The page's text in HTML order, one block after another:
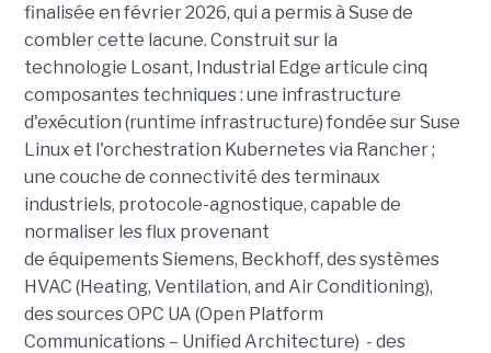
finalisée en février 2026, qui a permis à Suse de
combler cette lacune. Construit sur la
technologie Losant, Industrial Edge articule cinq
composantes techniques : une infrastructure
d'exécution (runtime infrastructure) fondée sur Suse
Linux et l'orchestration Kubernetes via Rancher ;
une couche de connectivité des terminaux
industriels, protocole-agnostique, capable de
normaliser les flux provenant
de équipements Siemens, Beckhoff, des systèmes
HVAC (Heating, Ventilation, and Air Conditioning),
des sources OPC UA (Open Platform
Communications – Unified Architecture) - des